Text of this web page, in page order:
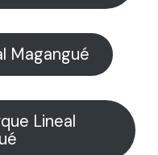
Magangué
Lineal